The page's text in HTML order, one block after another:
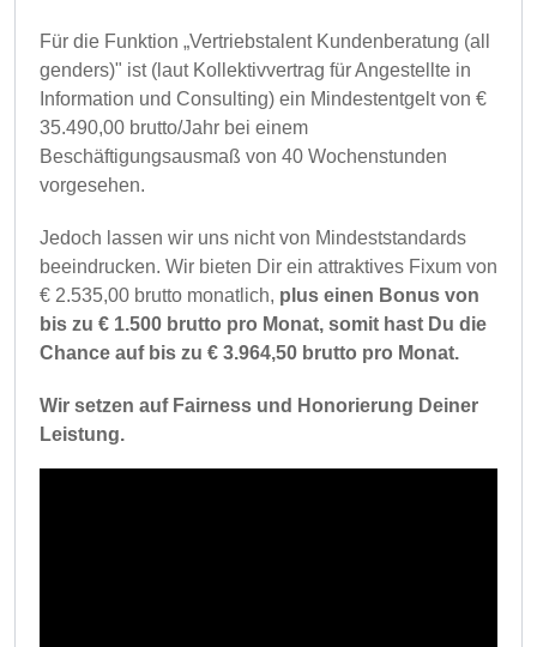
Für die Funktion „Vertriebstalent Kundenberatung (all
genders)" ist (laut Kollektivvertrag für Angestellte in
Information und Consulting) ein Mindestentgelt von €
35.490,00 brutto/Jahr bei einem
Beschäftigungsausmaß von 40 Wochenstunden
vorgesehen.
Jedoch lassen wir uns nicht von Mindeststandards
beeindrucken. Wir bieten Dir ein attraktives Fixum von
€ 2.535,00 brutto monatlich, plus einen Bonus von
bis zu € 1.500 brutto pro Monat, somit hast Du die
Chance auf bis zu € 3.964,50 brutto pro Monat.
Wir setzen auf Fairness und Honorierung Deiner
Leistung.